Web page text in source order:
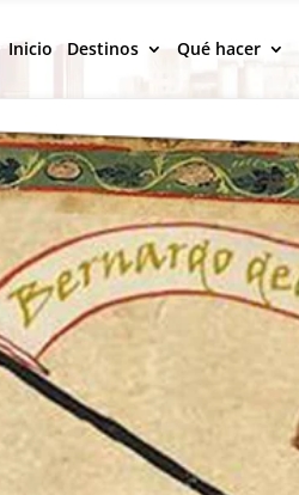
Inicio Destinos Qué hacer